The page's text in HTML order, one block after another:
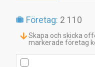
Företag: 2 110
Skapa och skicka
markerade företag